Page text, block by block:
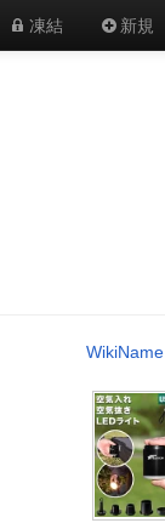
凍結 新規
WikiName